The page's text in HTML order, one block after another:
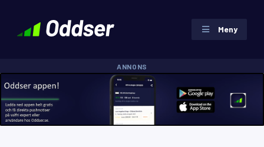
Meny
ANNONS